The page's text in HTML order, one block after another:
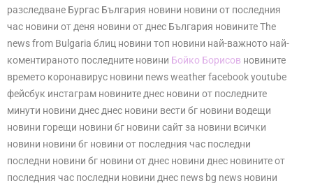
разследване Бургас България новини новини от последния
час новини от деня новини от днес България новините The
news from Bulgaria блиц новини топ новини най-важното най-
коментираното последните новини Бойко Борисов новините
времето коронавирус новини news weather facebook youtube
фейсбук инстаграм новините днес новини от последните
минути новини днес днес новини вести бг новини водещи
новини горещи новини бг новини сайт за новини всички
новини новини бг новини от последния час последни
последни новини бг новини от днес новини днес новините от
последния час последни новини днес news bg news новини